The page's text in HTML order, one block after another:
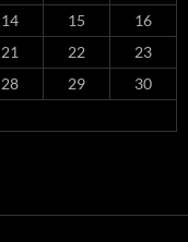
14 15
16
21 22
23
28 29
30